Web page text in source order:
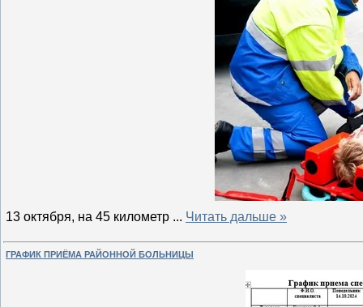
13 октября, на 45 километр ... Читать дальше »
ГРАФИК ПРИЁМА РАЙОННОЙ БОЛЬНИЦЫ